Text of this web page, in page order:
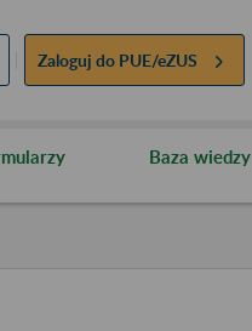
Zaloguj do PUE/eZUS
Baza wiedzy